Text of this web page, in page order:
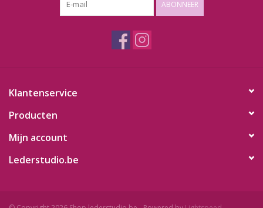
ABONNEER
Klantenservice
Producten
Mijn account
Lederstudio.be